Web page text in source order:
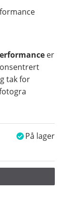
er
tak for
På lager